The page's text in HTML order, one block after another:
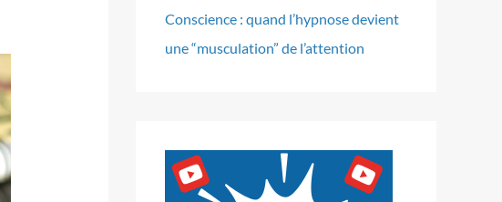
Conscience : quand l’hypnose devient
une “musculation” de l’attention